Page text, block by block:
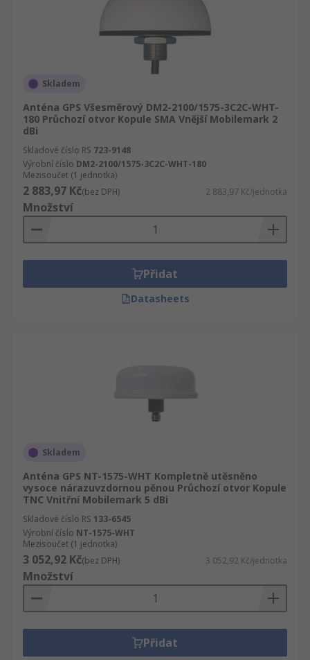
Skladem
Anténa GPS Všesměrový DM2-2100/1575-3C2C-WHT-
180 Průchozí otvor Kopule SMA Vnější Mobilemark 2
dBi
Skladové číslo RS 723-9148
Výrobní číslo DM2-2100/1575-3C2C-WHT-180
Mezisoučet (1 jednotka)
2 883,97 Kč(bez DPH) 2 883,97 Kč/jednotka
Množství
Přidat
Datasheets
Skladem
Anténa GPS NT-1575-WHT Kompletně utěsněno
vysoce nárazuvzdornou pěnou Průchozí otvor Kopule
TNC Vnitřní Mobilemark 5 dBi
Skladové číslo RS 133-6545
Výrobní číslo NT-1575-WHT
Mezisoučet (1 jednotka)
3 052,92 Kč(bez DPH) 3 052,92 Kč/jednotka
Množství
Přidat